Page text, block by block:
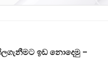
ඉඩ නොදෙමු –